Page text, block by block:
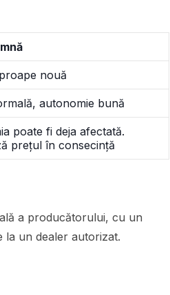
nouă
autonomie bună
poate fi deja afectată.
prețul în consecință
a producătorului, cu un
la un dealer autorizat.